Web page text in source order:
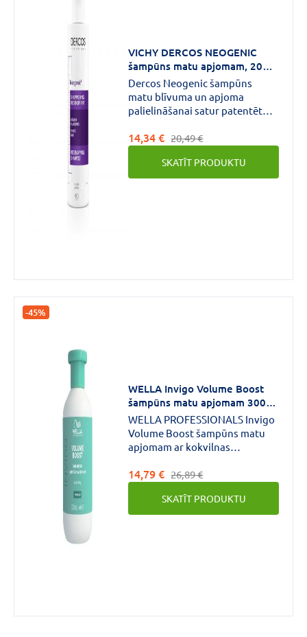
VICHY DERCOS NEOGENIC
šampūns matu apjomam, 200
ml
Dercos Neogenic šampūns
matu blīvuma un apjoma
palielināšanai satur patentēto
kas uzlabo mata folikula šūnu
apgādi ar skābekli.
14,34 € 20,49 €
SKATĪT PRODUKTU
-45%
WELLA Invigo Volume Boost
šampūns matu apjomam 300
ml
WELLA PROFESSIONALS Invigo
Volume Boost šampūns matu
apjomam ar kokvilnas
tos nenoslogojot un novēršot
smaguma sajūtu.Piešķir matiem
apjomu, padarot tos piepildītus
un elastīgus.Ar Spring Force
14,79 € 26,89 €
SKATĪT PRODUKTU